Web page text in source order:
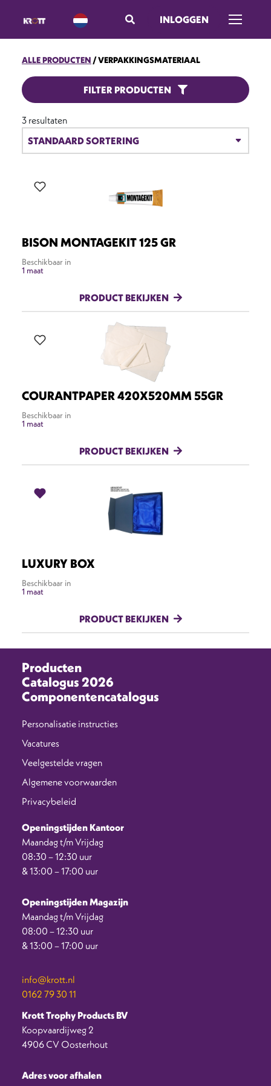
INLOGGEN
Menu
ALLE PRODUCTEN VERPAKKINGSMATERIAAL
VERPAKKINGSMATERIAAL
FILTER PRODUCTEN
3 resultaten
BISON MONTAGEKIT 125 GR
Beschikbaar in
1 maat
PRODUCT BEKIJKEN
COURANTPAPER 420X520MM 55GR
Beschikbaar in
1 maat
PRODUCT BEKIJKEN
LUXURY BOX
Beschikbaar in
1 maat
PRODUCT BEKIJKEN
Producten
Catalogus 2026
Componentencatalogus
Personalisatie instructies
Vacatures
Veelgestelde vragen
Algemene voorwaarden
Privacybeleid
Openingstijden Kantoor
Maandag t/m Vrijdag
08:30 – 12:30 uur
& 13:00 – 17:00 uur
Openingstijden Magazijn
Maandag t/m Vrijdag
08:00 – 12:30 uur
& 13:00 – 17:00 uur
info@krott.nl
0162 79 30 11
Krott Trophy Products BV
Koopvaardijweg 2
4906 CV Oosterhout
Adres voor afhalen